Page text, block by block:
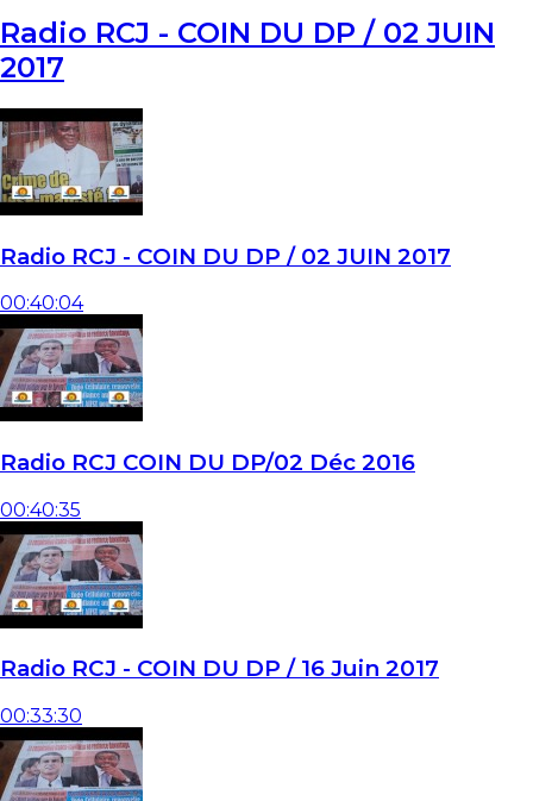
Radio RCJ - COIN DU DP / 02 JUIN
2017
Radio RCJ - COIN DU DP / 02 JUIN 2017
00:40:04
Radio RCJ COIN DU DP/02 Déc 2016
00:40:35
Radio RCJ - COIN DU DP / 16 Juin 2017
00:33:30